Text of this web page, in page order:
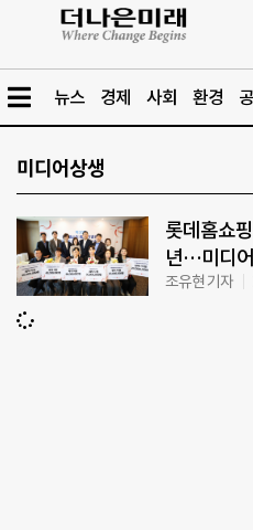
뉴스 경제 사회 환경
미디어상생
롯데홈쇼
년…미디
조유현 기자